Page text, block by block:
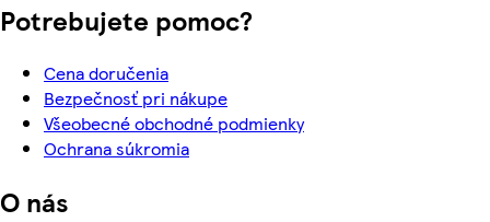
Potrebujete pomoc?
Cena doručenia
Bezpečnosť pri nákupe
Všeobecné obchodné podmienky
Ochrana súkromia
O nás